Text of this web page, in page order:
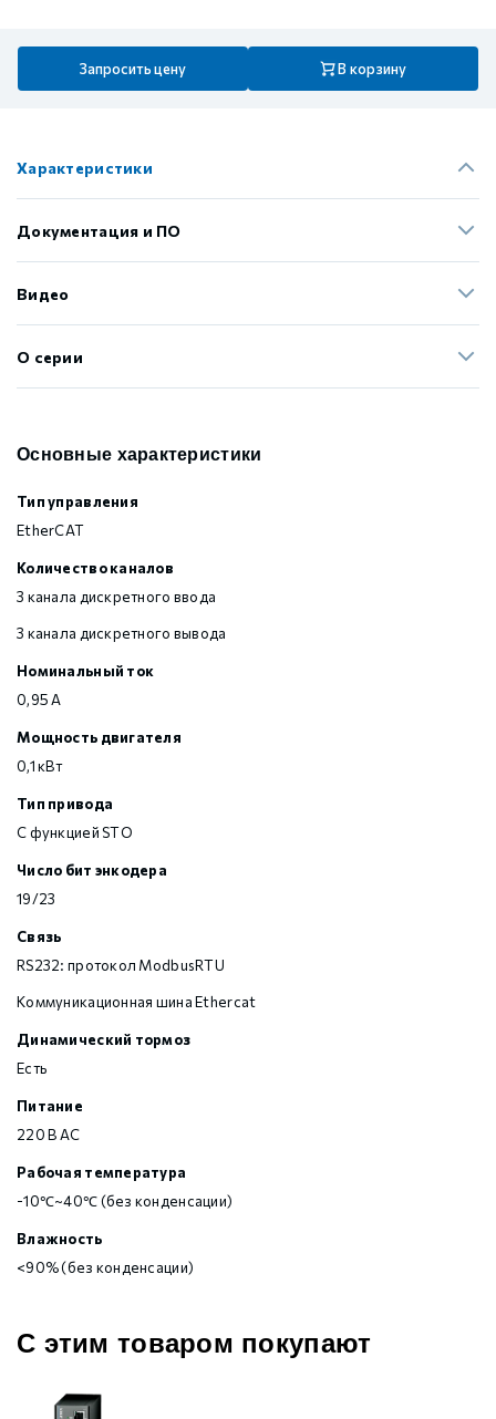
Запросить цену В корзину
Характеристики
Документация и ПО
Видео
О серии
Основные характеристики
Тип управления
EtherCAT
Количество каналов
3 канала дискретного ввода
3 канала дискретного вывода
Номинальный ток
0,95 А
Мощность двигателя
0,1 кВт
Тип привода
С функцией STO
Число бит энкодера
19/23
Связь
RS232: протокол ModbusRTU
Коммуникационная шина Ethercat
Динамический тормоз
Есть
Питание
220 В AC
Рабочая температура
-10℃~40℃ (без конденсации)
Влажность
<90% (без конденсации)
С этим товаром покупают